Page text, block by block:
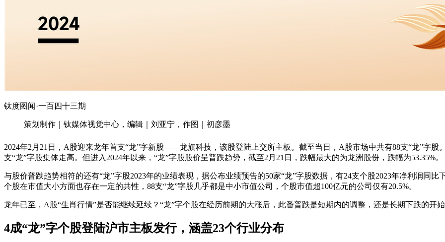
钛度图闻·一百四十三期
策划制作｜钛媒体视觉中心，编辑｜刘亚宁，作图｜初彦墨
2024年2月21日，A股迎来龙年首支“龙”字新股——龙旗科技 ，该股登陆上交所主板。截至当日，A股市场中共有88支“龙”字
支“龙”字股集体走高。但进入2024年以来，“龙”字股股价呈普跌趋势，截至2月21日，跌幅最大的为龙洲股份 ，跌幅为53.35%。
与股价普跌趋势相符的还有“龙”字股2023年的业绩表现，据公布业绩预告的50家“龙”字股数据，有24支个股2023年净利润同
个股在市值大小方面也存在一定的共性，88支“龙”字股几乎都是中小市值公司，个股市值超100亿元的公司仅有20.5%。
龙年已至，A股“生肖行情”是否能继续延续？“龙”字个股在经历前期的大涨后，此番普跌是短期内的调整，还是长期下跌的开
4成“龙”字个股登陆沪市主板发行，涵盖23个行业分布